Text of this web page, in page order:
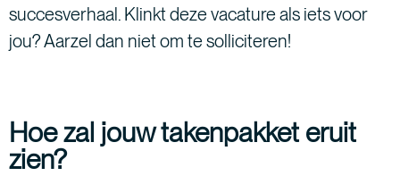
succesverhaal. Klinkt deze vacature als iets voor
jou? Aarzel dan niet om te solliciteren!
Hoe zal jouw takenpakket eruit
zien?